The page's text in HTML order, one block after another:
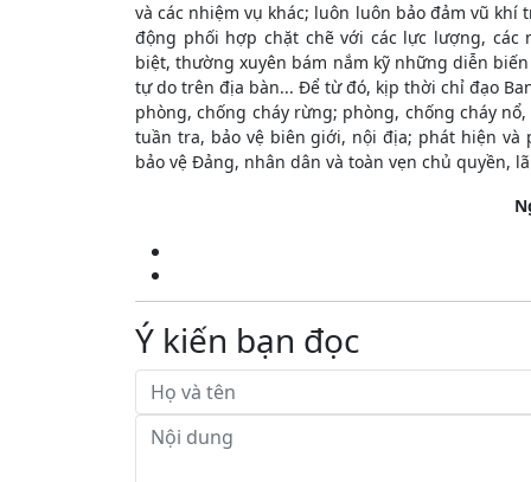
và các nhiệm vụ khác; luôn luôn bảo đảm vũ
động phối hợp chặt chẽ với các lực lượng, các
biệt, thường xuyên bám nắm kỹ những diễn
tự do trên địa bàn... Để từ đó, kịp thời chỉ đạo
phòng, chống cháy rừng; phòng, chống cháy
tuần tra, bảo vệ biên giới, nội địa; phát hiện
bảo vệ Đảng, nhân dân và toàn vẹn chủ quyền,
Ý kiến bạn đọc